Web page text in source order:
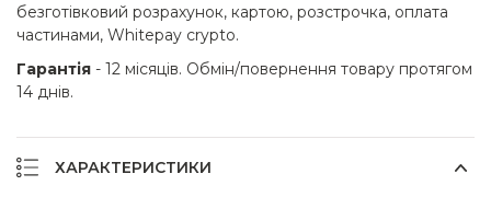
безготівковий розрахунок, картою, розстрочка, оплата
частинами, Whitepay crypto.
Гарантія - 12 місяців. Обмін/повернення товару протягом
14 днів.
ХАРАКТЕРИСТИКИ